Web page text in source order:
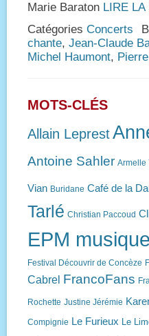
Marie Baraton LIRE
Catégories Concerts
chante, Jean-Claude
Michel Haumont,
MOTS-CLÉS
Allain Leprest
Antoine Sahler Armelle
Vian Buridane Café de la
Tarlé Christian Paccoud
EPM musique
Festival Découvrir de Concèze
Cabrel FrancoFans
Rochette Justine Jérémie
Compignie Le Furieux Le